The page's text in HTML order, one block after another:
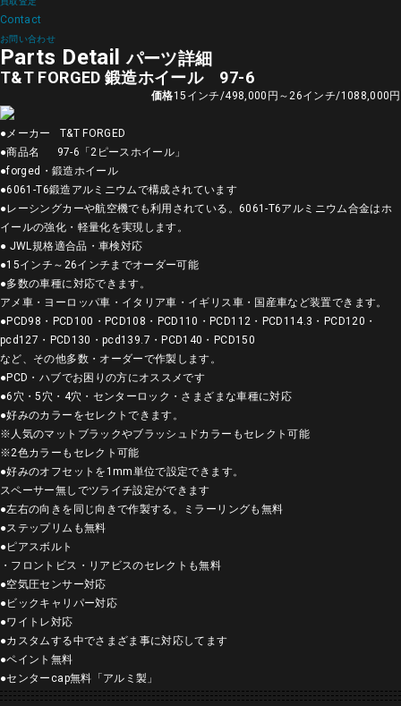
Contact
お問い合わせ
Parts Detailパーツ詳細
T&T FORGED 鍛造ホイール 97-6
価格15インチ/498,000円～26インチ/1088,000円
●メーカー T&T FORGED
●商品名 97-6「2ピースホイール」
●forged・鍛造ホイール
●6061-T6鍛造アルミニウムで構成されています
●レーシングカーや航空機でも利用されている。6061-T6アルミニウム合金はホ
イールの強化・軽量化を実現します。
● JWL規格適合品・車検対応
●15インチ～26インチまでオーダー可能
●多数の車種に対応できます。
アメ車・ヨーロッパ車・イタリア車・イギリス車・国産車など装置できます。
●PCD98・PCD100・PCD108・PCD110・PCD112・PCD114.3・PCD120・
pcd127・PCD130・pcd139.7・PCD140・PCD150
など、その他多数・オーダーで作製します。
●PCD・ハブでお困りの方にオススメです
●6穴・5穴・4穴・センターロック・さまざまな車種に対応
●好みのカラーをセレクトできます。
※人気のマットブラックやブラッシュドカラーもセレクト可能
※2色カラーもセレクト可能
●好みのオフセットを1mm単位で設定できます。
スペーサー無しでツライチ設定ができます
●左右の向きを同じ向きで作製する。ミラーリングも無料
●ステップリムも無料
●ピアスボルト
・フロントビス・リアビスのセレクトも無料
●空気圧センサー対応
●ビックキャリパー対応
●ワイトレ対応
●カスタムする中でさまざま事に対応してます
●ペイント無料
●センターcap無料「アルミ製」